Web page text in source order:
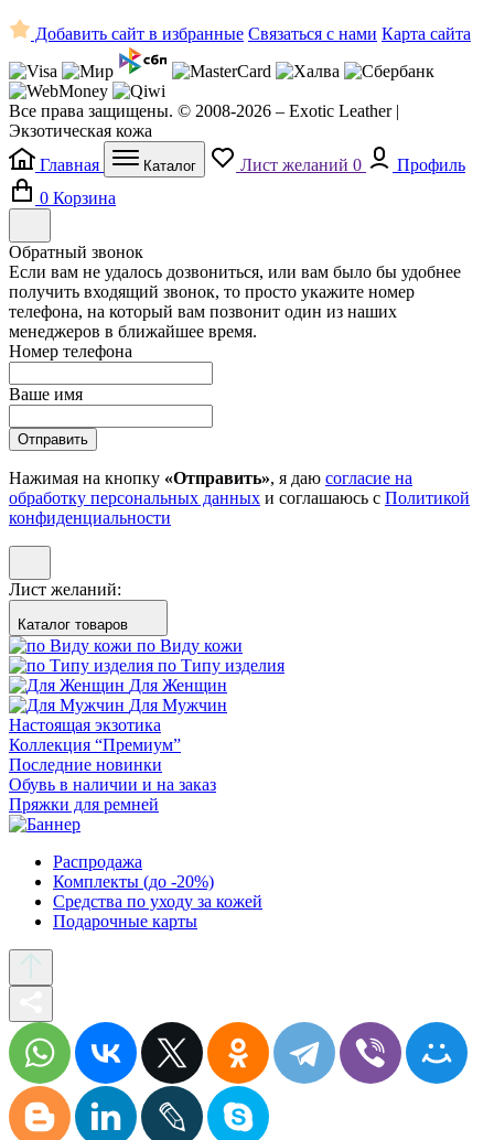
Добавить сайт в избранные Связаться с нами Карта сайта
Все права защищены. © 2008-2026 – Exotic Leather |
Экзотическая кожа
Главная
Каталог Лист желаний 0
Профиль
0 Корзина
Обратный звонок
Если вам не удалось дозвониться, или вам было бы удобнее
получить входящий звонок, то просто укажите номер
телефона, на который вам позвонит один из наших
менеджеров в ближайшее время.
Номер телефона
Ваше имя
Отправить
Нажимая на кнопку «Отправить», я даю согласие на
обработку персональных данных и соглашаюсь с Политикой
конфиденциальности
Лист желаний:
Каталог товаров
по Виду кожи
по Типу изделия
Для Женщин
Для Мужчин
Настоящая экзотика
Коллекция “Премиум”
Последние новинки
Обувь в наличии и на заказ
Пряжки для ремней
Распродажа
Комплекты (до -20%)
Средства по уходу за кожей
Подарочные карты